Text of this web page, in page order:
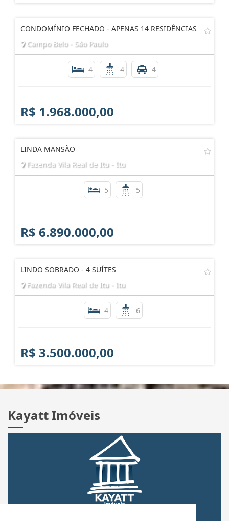
CONDOMÍNIO FECHADO - APENAS 14 RESIDÊNCIAS
Campo Belo - São Paulo
4 4 4
R$ 1.968.000,00
LINDA MANSÃO
Fazenda Vila Real de Itu - Itu
5 5
R$ 6.890.000,00
LINDO SOBRADO - 4 SUÍTES
Fazenda Vila Real de Itu - Itu
4 6
R$ 3.500.000,00
Kayatt Imóveis